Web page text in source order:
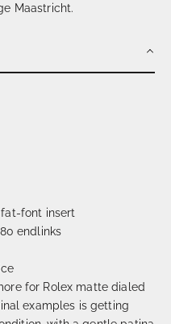
Maastricht.
font insert
endlinks
for Rolex matte dialed
examples is getting